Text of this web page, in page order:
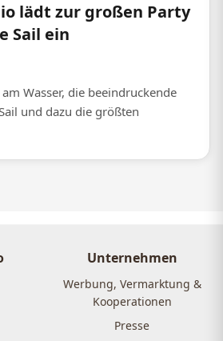
lädt zur großen Party
Sail ein
Wasser, die beeindruckende
und dazu die größten
Unternehmen
Werbung, Vermarktung &
Kooperationen
Presse